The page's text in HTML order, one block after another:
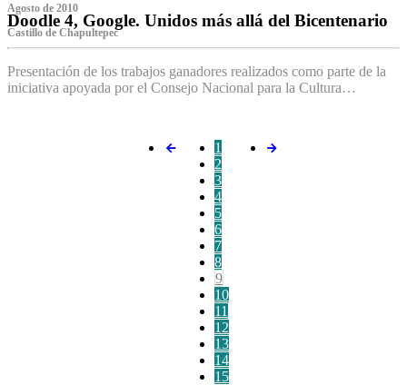
Agosto de 2010
Doodle 4, Google. Unidos más allá del Bicentenario
Castillo de Chapultepec
Presentación de los trabajos ganadores realizados como parte de la
iniciativa apoyada por el Consejo Nacional para la Cultura…
1
2
3
4
5
6
7
8
9
10
11
12
13
14
15